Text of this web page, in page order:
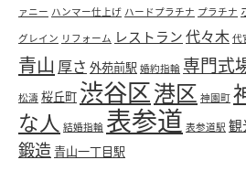
ァニー ハンマー仕上げ ハードプラチナ プラチナ
グレイン リフォーム レストラン代々木 代
青山 厚さ 外苑前駅 婚約指輪 専門式
松濤 桜丘町 渋谷区港区 神園町
な人 結婚指輪 表参道 表参道駅 観
鍛造青山一丁目駅